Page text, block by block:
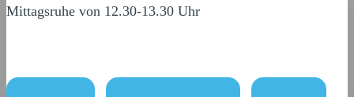
Mittagsruhe von 12.30-13.30 Uhr